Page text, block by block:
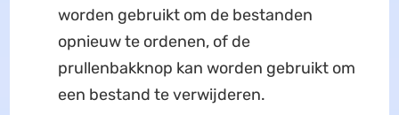
worden gebruikt om de bestanden
opnieuw te ordenen, of de
prullenbakknop kan worden gebruikt om
een bestand te verwijderen.